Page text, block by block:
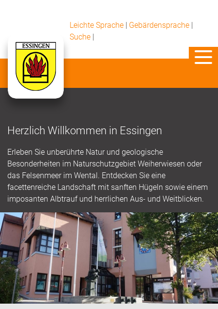
Leichte Sprache | Gebärdensprache |
Suche |
Herzlich Willkommen in Essingen
Erleben Sie unberührte Natur und geologische
Besonderheiten im Naturschutzgebiet Weiherwiesen oder
das Felsenmeer im Wental. Entdecken Sie eine
facettenreiche Landschaft mit sanften Hügeln sowie einem
imposanten Albtrauf und herrlichen Aus- und Weitblicken.